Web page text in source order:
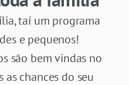
taí um programa
e pequenos!
são bem vindas no
as chances do seu